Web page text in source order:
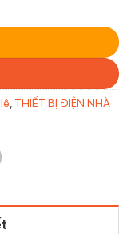
THIẾT BỊ ĐIỆN NHÀ